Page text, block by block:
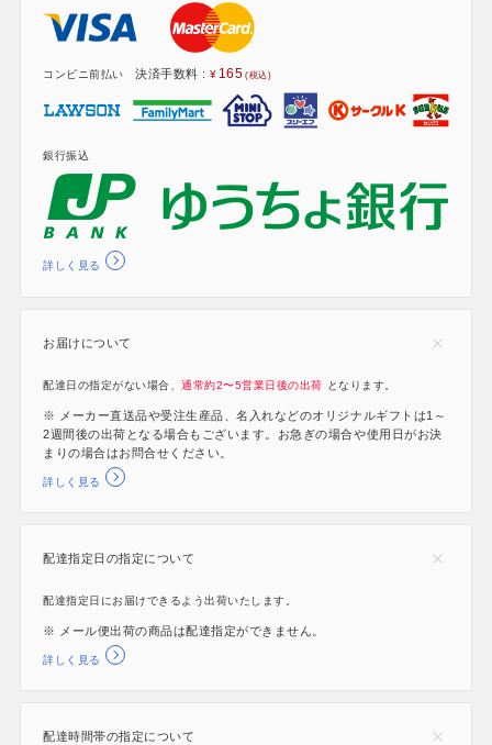
コンビニ前払い決済手数料 : 165
銀行振込
詳しく見る
お届けについて
配達日の指定がない場合、通常約2〜5営業日後の出荷 となります。
※ メーカー直送品や受注生産品、名入れなどのオリジナルギフトは1～
2週間後の出荷となる場合もございます。お急ぎの場合や使用日がお決
まりの場合はお問合せください。
詳しく見る
配達指定日の指定について
配達指定日にお届けできるよう出荷いたします。
※ メール便出荷の商品は配達指定ができません。
詳しく見る
配達時間帯の指定について